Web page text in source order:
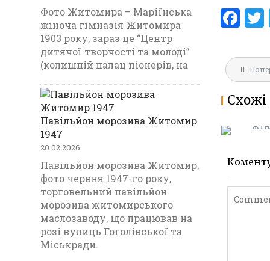
F
ce
b
o
k
записів
Схожі
1903
Фото Житомира – Маріїнська
жіноча гімназія Житомира
1903 року, зараз це “Центр
дитячої творчості та молоді”
(колишній палац піонерів, на
Павільйон морозива Житомир
1947
20.02.2026
Павільйон морозива Житомир,
фото червня 1947-го року,
торговельний павільйон
морозива житомирського
маслозаводу, що працював на
розі вулиць Гоголівської та
Міськради.